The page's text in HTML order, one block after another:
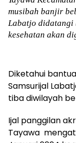
musibah banjir
Labatjo didatangi
kesehatan akan
Diketahui
Samsurijal
tiba diwilayah
Ijal panggilan
Tayawa